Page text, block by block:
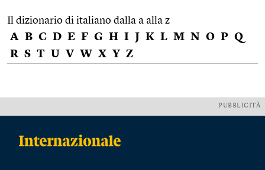
Il dizionario di italiano dalla a alla z
A B C D E F G H I J K L M N O P Q
R S T U V W X Y Z
PUBBLICITÀ